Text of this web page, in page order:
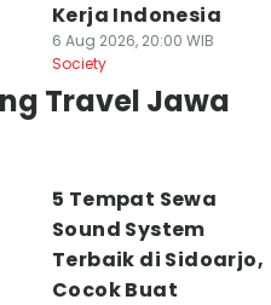
Kerja Indonesia
6 Aug 2026, 20:00 WIB
Society
Travel Jawa
5 Tempat Sewa
Sound System
Terbaik di Sidoarjo,
Cocok Buat